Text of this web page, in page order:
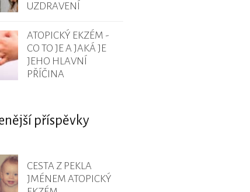
UZDRAVENÍ
ATOPICKÝ EKZÉM -
CO TO JE A JAKÁ JE
JEHO HLAVNÍ
PŘÍČINA
příspěvky
CESTA Z PEKLA
JMÉNEM ATOPICKÝ